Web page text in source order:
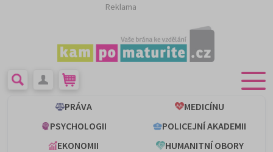
Reklama
PRÁVA
MEDICÍNU
PSYCHOLOGII
POLICEJNÍ AKADEMII
EKONOMII
HUMANITNÍ OBORY